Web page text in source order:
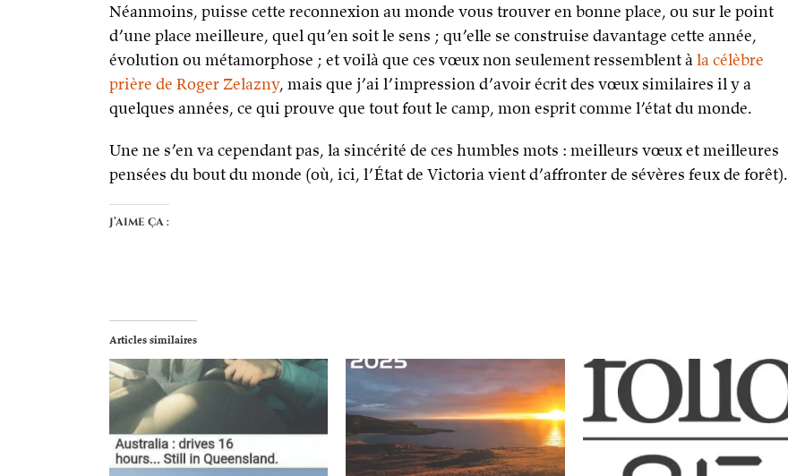
Néanmoins, puisse cette reconnexion au monde vous trouver en bonne place, ou sur le point
d’une place meilleure, quel qu’en soit le sens ; qu’elle se construise davantage cette année,
évolution ou métamorphose ; et voilà que ces vœux non seulement ressemblent àla célèbre
prière de Roger Zelazny, mais que j’ai l’impression d’avoir écrit des vœux similaires il y a
quelques années, ce qui prouve que tout fout le camp, mon esprit comme l’état du monde.
Une ne s’en va cependant pas, la sincérité de ces humbles mots : meilleurs vœux et meilleures
pensées du bout du monde (où, ici, l’État de Victoria vient d’affronter de sévères feux de forêt).
J’aime ça :
Articles similaires